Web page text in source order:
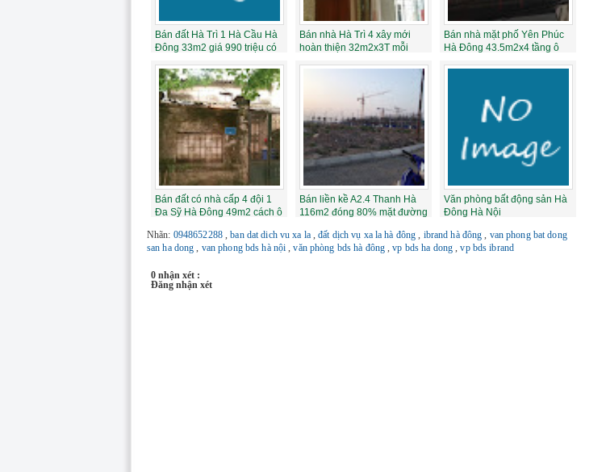
Bán đất Hà Trì 1 Hà Cầu Hà
Đông 33m2 giá 990 triệu có
Bán nhà Hà Trì 4 xây mới
hoàn thiện 32m2x3T mỗi
Bán nhà mặt phố Yên Phúc
Hà Đông 43.5m2x4 tầng ô
Bán đất có nhà cấp 4 đội 1
Đa Sỹ Hà Đông 49m2 cách ô
Bán liền kề A2.4 Thanh Hà
116m2 đóng 80% mặt đường
Văn phòng bất động sản Hà
Đông Hà Nội
Nhãn: 0948652288,ban dat dich vu xa la ,đất dịch vụ xa la hà đông, ibrand hà đông, van phong bat dong
san ha dong, van phong bds hà nội,văn phòng bds hà đông,vp bds ha dong,vp bds ibrand
0 nhận xét :
Đăng nhận xét